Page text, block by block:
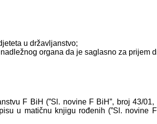
u državljanstvo;
organa da je saglasno za prijem
F BiH (”Sl. novine F BiH”, broj 43/
u matičnu knjigu rođenih (”Sl. novine